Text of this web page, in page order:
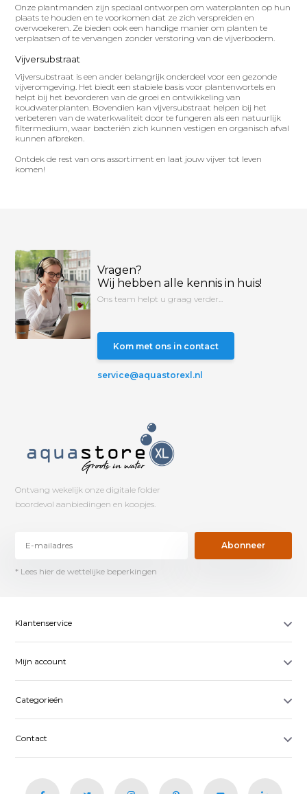
Onze plantmanden zijn speciaal ontworpen om waterplanten op hun
plaats te houden en te voorkomen dat ze zich verspreiden en
overwoekeren. Ze bieden ook een handige manier om planten te
verplaatsen of te vervangen zonder verstoring van de vijverbodem.
Vijversubstraat
Vijversubstraat is een ander belangrijk onderdeel voor een gezonde
vijveromgeving. Het biedt een stabiele basis voor plantenwortels en
helpt bij het bevorderen van de groei en ontwikkeling van
koudwaterplanten. Bovendien kan vijversubstraat helpen bij het
verbeteren van de waterkwaliteit door te fungeren als een natuurlijk
filtermedium, waar bacteriën zich kunnen vestigen en organisch afval
kunnen afbreken.
Ontdek de rest van ons assortiment en laat jouw vijver tot leven
komen!
Vragen?
Wij hebben alle kennis in huis!
Ons team helpt u graag verder...
Kom met ons in contact
service@aquastorexl.nl
Ontvang wekelijk onze digitale folder
boordevol aanbiedingen en koopjes.
Abonneer
* Lees hier de wettelijke beperkingen
Klantenservice
Mijn account
Categorieën
Contact